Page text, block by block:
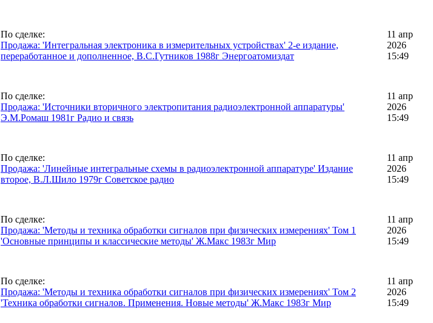
По сделке:
Продажа: 'Интегральная электроника в измерительных устройствах' 2-е издание,
переработанное и дополненное, В.С.Гутников 1988г Энергоатомиздат
11 апр
2026
15:49
По сделке:
Продажа: 'Источники вторичного электропитания радиоэлектронной аппаратуры'
Э.М.Ромаш 1981г Радио и связь
11 апр
2026
15:49
По сделке:
Продажа: 'Линейные интегральные схемы в радиоэлектронной аппаратуре' Издание
второе, В.Л.Шило 1979г Советское радио
11 апр
2026
15:49
По сделке:
Продажа: 'Методы и техника обработки сигналов при физических измерениях' Том 1
'Основные принципы и классические методы' Ж.Макс 1983г Мир
11 апр
2026
15:49
По сделке:
Продажа: 'Методы и техника обработки сигналов при физических измерениях' Том 2
'Техника обработки сигналов. Применения. Новые методы' Ж.Макс 1983г Мир
11 апр
2026
15:49